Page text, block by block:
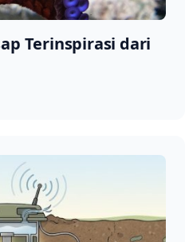
Terinspirasi dari